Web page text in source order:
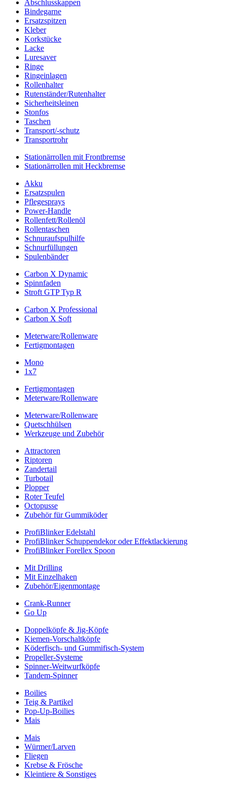
Abschlusskappen
Bindegarne
Ersatzspitzen
Kleber
Korkstücke
Lacke
Luresaver
Ringe
Ringeinlagen
Rollenhalter
Rutenständer/Rutenhalter
Sicherheitsleinen
Stonfos
Taschen
Transport/-schutz
Transportrohr
Stationärrollen mit Frontbremse
Stationärrollen mit Heckbremse
Akku
Ersatzspulen
Pflegesprays
Power-Handle
Rollenfett/Rollenöl
Rollentaschen
Schnuraufspulhilfe
Schnurfüllungen
Spulenbänder
Carbon X Dynamic
Spinnfaden
Stroft GTP Typ R
Carbon X Professional
Carbon X Soft
Meterware/Rollenware
Fertigmontagen
Mono
1x7
Fertigmontagen
Meterware/Rollenware
Meterware/Rollenware
Quetschhülsen
Werkzeuge und Zubehör
Attractoren
Riptoren
Zandertail
Turbotail
Plopper
Roter Teufel
Octopusse
Zubehör für Gummiköder
ProfiBlinker Edelstahl
ProfiBlinker Schuppendekor oder Effektlackierung
ProfiBlinker Forellex Spoon
Mit Drilling
Mit Einzelhaken
Zubehör/Eigenmontage
Crank-Runner
Go Up
Doppelköpfe & Jig-Köpfe
Kiemen-Vorschaltköpfe
Köderfisch- und Gummifisch-System
Propeller-Systeme
Spinner-Weitwurfköpfe
Tandem-Spinner
Boilies
Teig & Partikel
Pop-Up-Boilies
Mais
Mais
Würmer/Larven
Fliegen
Krebse & Frösche
Kleintiere & Sonstiges